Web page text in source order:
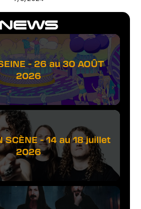
NEWS
- 26 au 30 AOÛT
2026
SCÈNE - 14 au 18 juillet
2026